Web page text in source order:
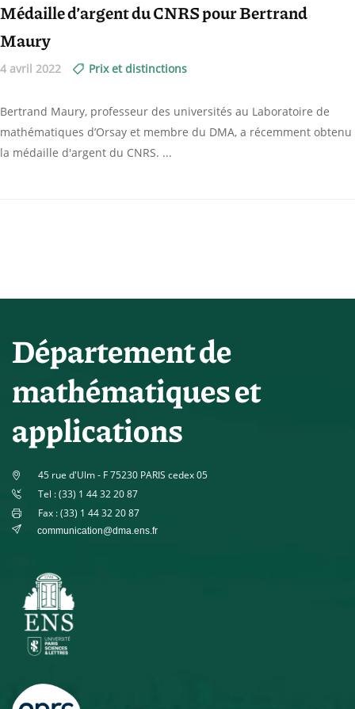
Médaille d’argent du CNRS pour Bertrand
Maury
4 avril 2022 Prix et distinctions
Bertrand Maury, professeur des universités au Laboratoire de
mathématiques d’Orsay et membre du DMA, a récemment obtenu
la médaille d'argent du CNRS.
Département de
mathématiques et
applications
45 rue d'Ulm - F 75230 PARIS cedex 05
Tel : (33) 1 44 32 20 87
Fax : (33) 1 44 32 20 87
communication@dma.ens.fr